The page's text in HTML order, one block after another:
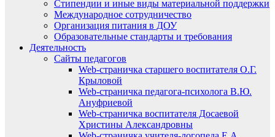
Стипендии и иные виды материальной поддержки
Международное сотрудничество
Организация питания в ДОУ
Образовательные стандарты и требования
Деятельность
Сайты педагогов
Web-страничка старшего воспитателя О.Г.
Крыловой
Web-страничка педагога-психолога В.Ю.
Ануфриевой
Web-страничка воспитателя Досаевой
Христины Александровны